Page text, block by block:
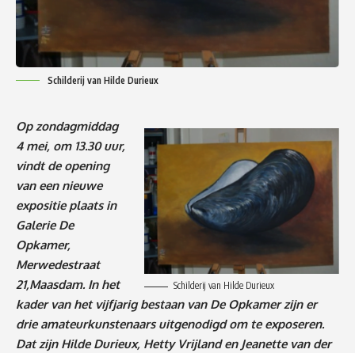
Schilderij van Hilde Durieux
Schilderij van Hilde Durieux
Op zondagmiddag
4 mei, om 13.30 uur,
vindt de opening
van een nieuwe
expositie plaats in
Galerie De
Opkamer,
Merwedestraat
21,Maasdam. In het
kader van het vijfjarig bestaan van De Opkamer zijn er
drie amateurkunstenaars uitgenodigd om te exposeren.
Dat zijn Hilde Durieux, Hetty Vrijland en Jeanette van der